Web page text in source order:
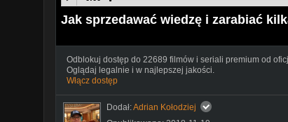
Jak sprzedawać wiedzę i zarabiać
Odblokuj dostęp do 22689 filmów i seriali premium od
Oglądaj legalnie i w najlepszej jakości.
Włącz dostęp
Dodał:Adrian Kołodziej